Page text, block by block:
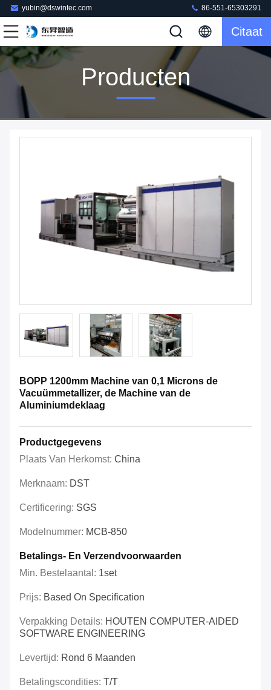
yubin@dswintec.com 86-551-65303291
Citaat
Producten
BOPP 1200mm Machine van 0,1 Microns de
Vacuümmetallizer, de Machine van de
Aluminiumdeklaag
Productgegevens
Plaats Van Herkomst: China
Merknaam: DST
Certificering: SGS
Modelnummer: MCB-850
Betalings- En Verzendvoorwaarden
Min. Bestelaantal: 1set
Prijs: Based On Specification
Verpakking Details: HOUTEN COMPUTER-AIDED
SOFTWARE ENGINEERING
Levertijd: Rond 6 Maanden
Betalingscondities: T/T